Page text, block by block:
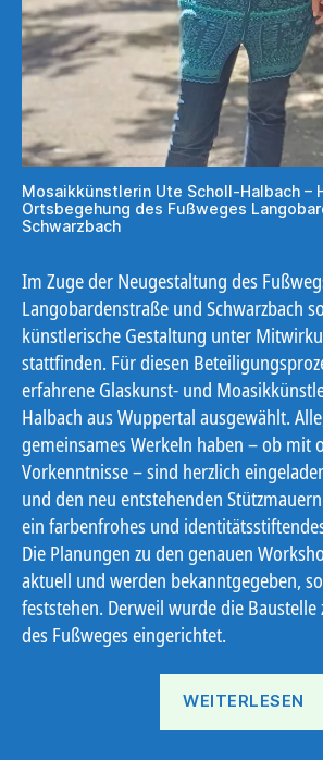
Mosaikkünstlerin Ute Scholl-Halbach –
Ortsbegehung des Fußweges
Schwarzbach
Im Zuge der Neugestaltung des
Langobardenstraße und Schwarzbach
künstlerische Gestaltung unter
stattfinden. Für diesen
erfahrene Glaskunst- und
Halbach aus Wuppertal ausgewählt.
gemeinsames Werkeln haben – ob mit
Vorkenntnisse – sind herzlich
und den neu entstehenden
ein farbenfrohes und
Die Planungen zu den genauen
aktuell und werden bekanntgegeben,
feststehen. Derweil wurde die
des Fußweges eingerichtet.
WEITERLESEN